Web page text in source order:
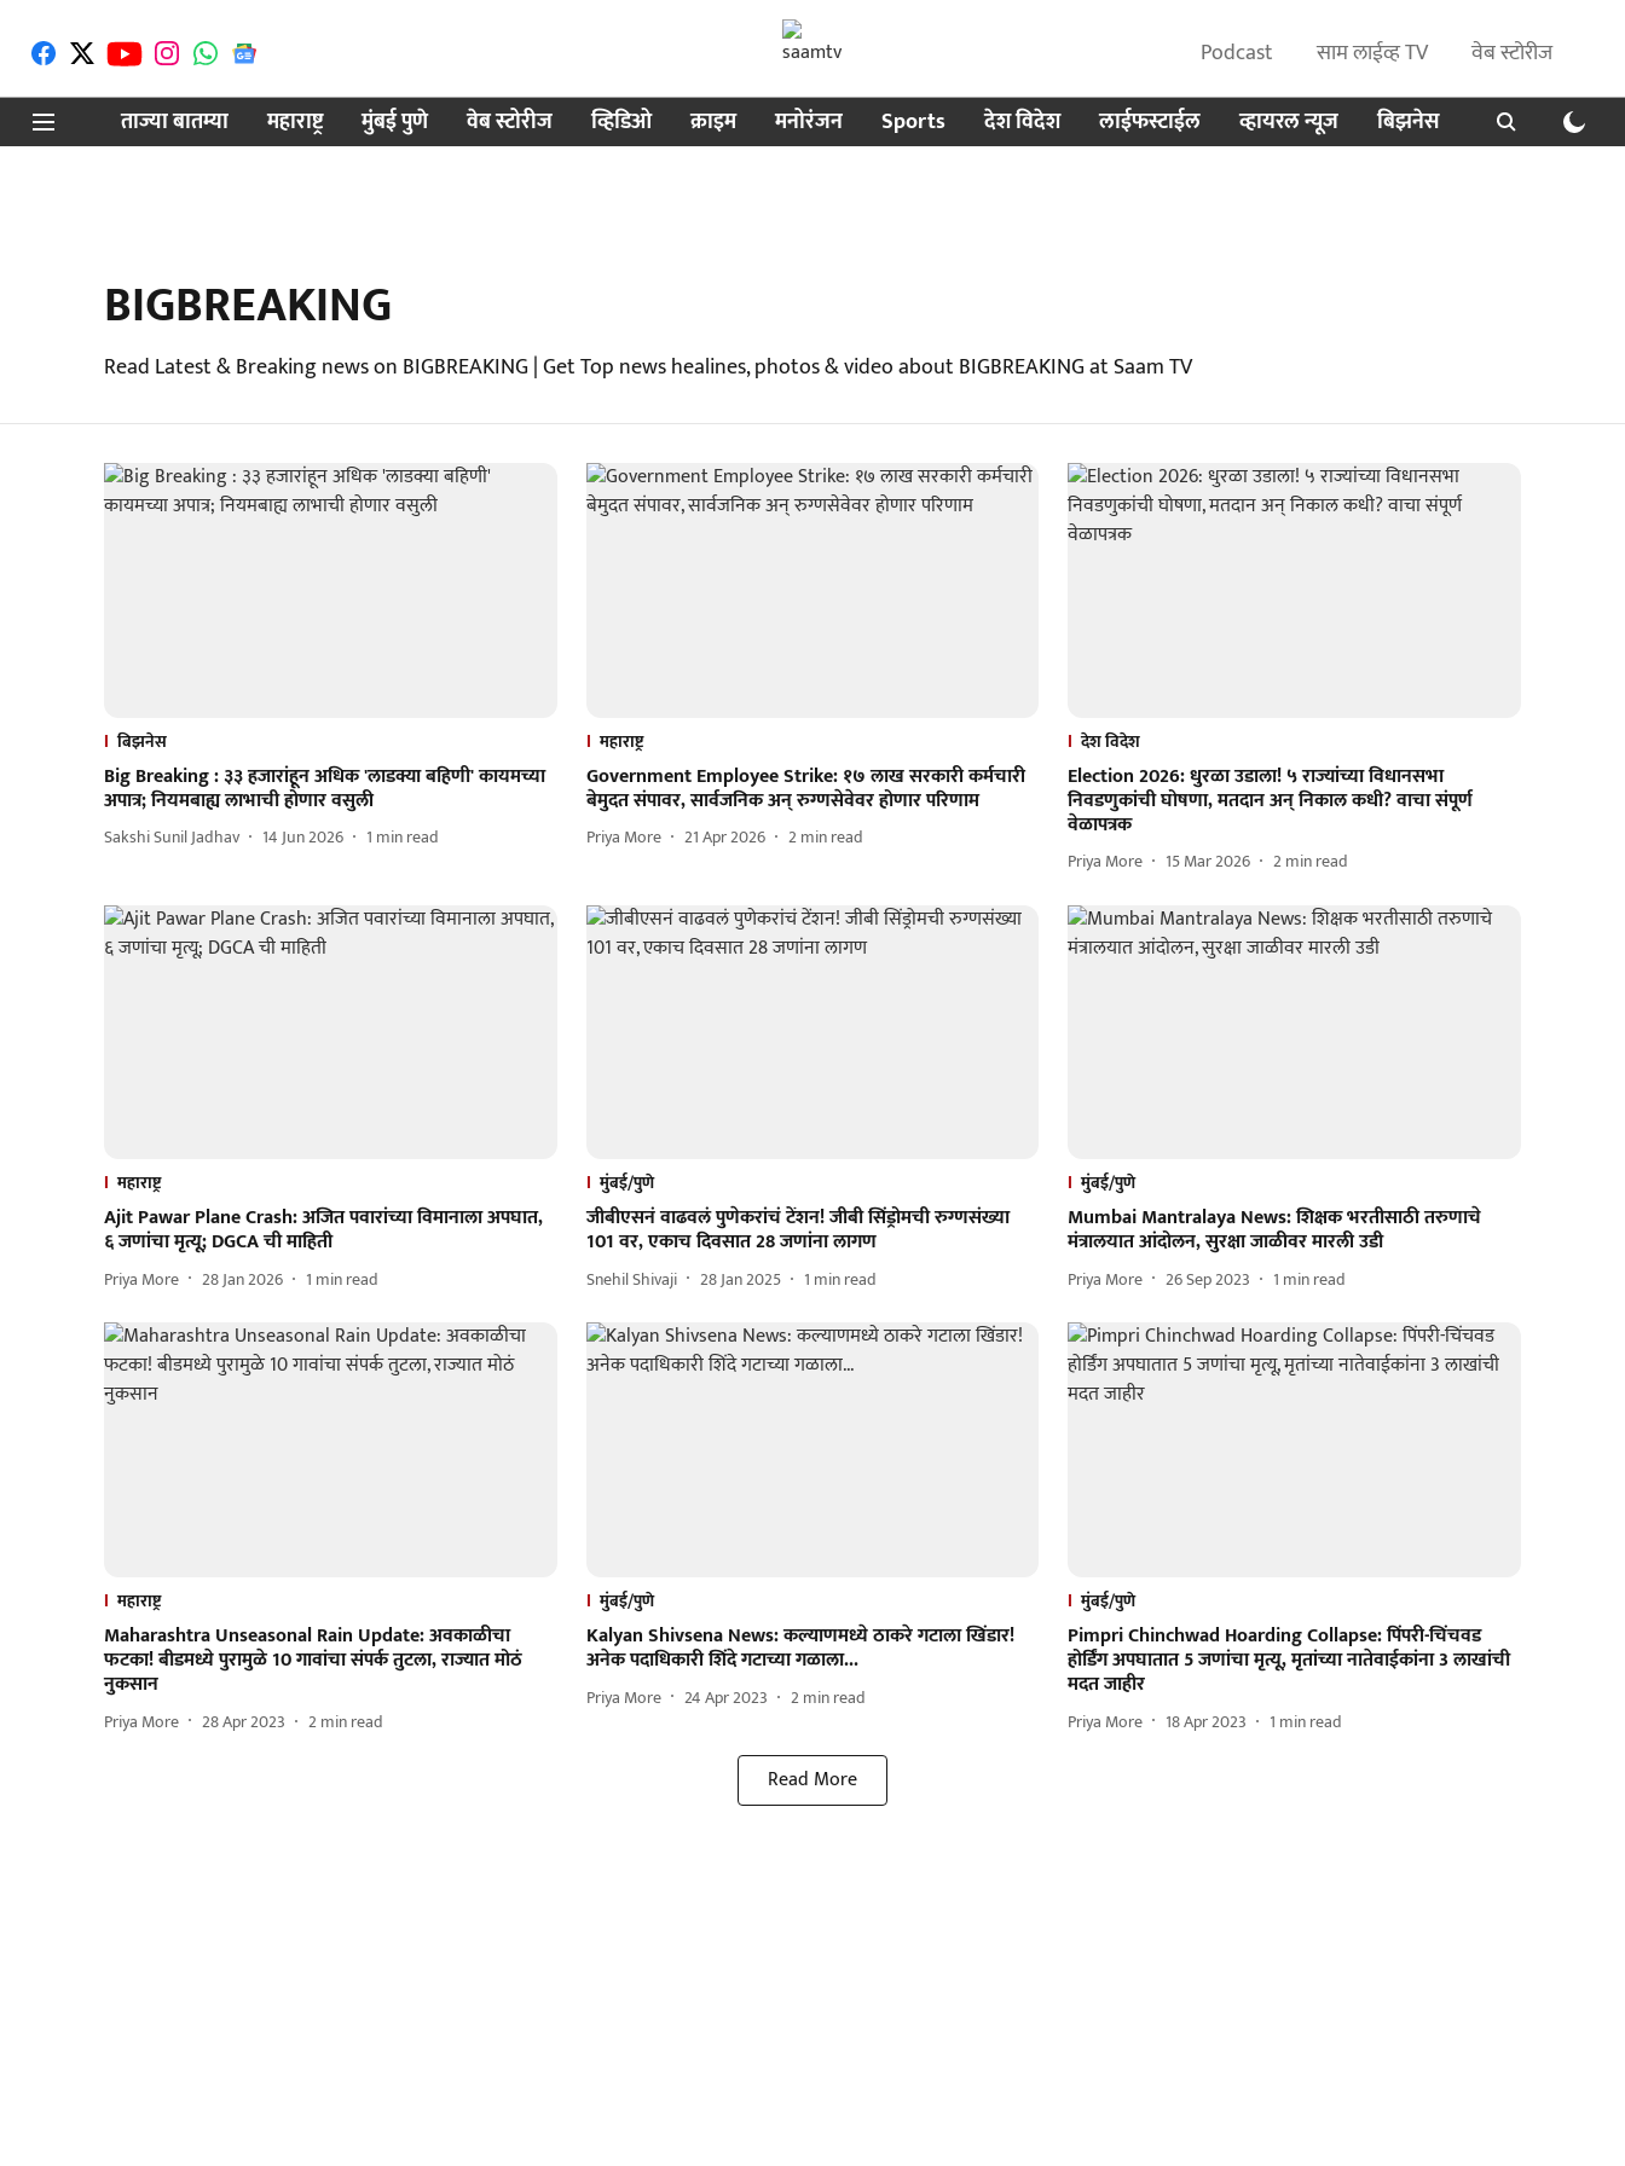
Podcast साम लाईव्ह TV
वेब स्टोरीज
ताज्या बातम्या
महाराष्ट्र मुंबई पुणे वेब स्टोरीज व्हिडिओ क्राइम मनोरंजन Sports देश विदेश लाईफस्टाईल व्हायरल न्यूज बिझनेस
BIGBREAKING
Read Latest & Breaking news on BIGBREAKING | Get Top news healines, photos & video about BIGBREAKING at Saam TV
बिझनेस
Big Breaking : ३३ हजारांहून अधिक 'लाडक्या बहिणी' कायमच्या
अपात्र; नियमबाह्य लाभाची होणार वसुली
Sakshi Sunil Jadhav 14 Jun 2026 1 min read
महाराष्ट्र
Government Employee Strike: १७ लाख सरकारी कर्मचारी
बेमुदत संपावर, सार्वजनिक अन् रुग्णसेवेवर होणार परिणाम
Priya More 21 Apr 2026 2min read
देश विदेश
Election 2026: धुरळा उडाला! ५ राज्यांच्या विधानसभा
निवडणुकांची घोषणा, मतदान अन् निकाल कधी? वाचा संपूर्ण
वेळापत्रक
Priya More 15 Mar 2026 2min read
महाराष्ट्र
Ajit Pawar Plane Crash: अजित पवारांच्या विमानाला अपघात,
६ जणांचा मृत्यू; DGCA ची माहिती
Priya More 28 Jan 2026 1 min read
मुंबई/पुणे
जीबीएसनं वाढवलं पुणेकरांचं टेंशन! जीबी सिंड्रोमची रुग्णसंख्या
101 वर, एकाच दिवसात 28 जणांना लागण
Snehil Shivaji 28 Jan 2025 1 min read
मुंबई/पुणे
Mumbai Mantralaya News: शिक्षक भरतीसाठी तरुणाचे
मंत्रालयात आंदोलन, सुरक्षा जाळीवर मारली उडी
Priya More 26 Sep 2023 1 min read
महाराष्ट्र
Maharashtra Unseasonal Rain Update: अवकाळीचा
फटका! बीडमध्ये पुरामुळे 10 गावांचा संपर्क तुटला, राज्यात मोठं
नुकसान
Priya More 28 Apr 2023 2min read
मुंबई/पुणे
Kalyan Shivsena News: कल्याणमध्ये ठाकरे गटाला खिंडार!
अनेक पदाधिकारी शिंदे गटाच्या गळाला...
Priya More 24 Apr 2023 2min read
मुंबई/पुणे
Pimpri Chinchwad Hoarding Collapse: पिंपरी-चिंचवड
होर्डिंग अपघातात 5 जणांचा मृत्यू, मृतांच्या नातेवाईकांना 3 लाखांची
मदत जाहीर
Priya More 18 Apr 2023 1 min read
Read More